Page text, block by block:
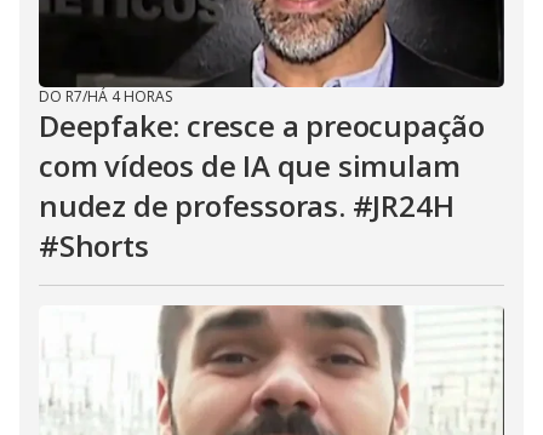
DO R7/HÁ 4 HORAS
Deepfake: cresce a preocupação
com vídeos de IA que simulam
nudez de professoras. #JR24H
#Shorts